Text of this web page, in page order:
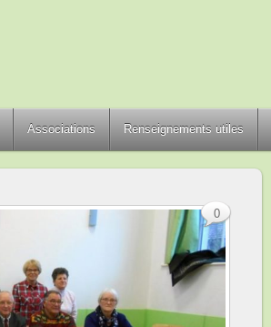
Associations Renseignements utiles
0